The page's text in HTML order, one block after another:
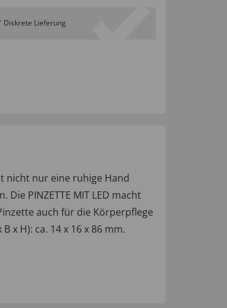
Diskrete Lieferung
nicht nur eine ruhige Hand
PINZETTE MIT LED macht
auch für die Körperpflege
x H): ca. 14 x 16 x 86 mm.